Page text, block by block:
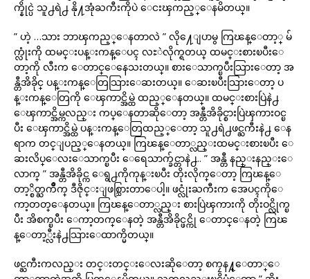
က္နိုင္ပဲ သူ႕ရဲ႕ နို႔အုံႀကီးကိုပဲ ေငးၾကည့္ေနမိတယ္။
” ဟဲ့ …သား ဘာၾကည့္ေနတာလဲ ” လို႔ေျပာမွ ကြၽန္ေတာ့္ မ်
က္လုံးကို ထမင္းပန္းကန္ေပၚ လႊဲလိုက္ရတယ္ ထမင္းစားၿပီးေ
တာ့ကို လီးက ေတာင္ေနေသးတယ္။ စားေသာက္ၿပီးသြားေတာ့ အ
န္တီအိခိုင္ ပန္းကန္ေတြသြားေဆးတယ္။ ေဆးၿပီးသြားေတာ့ ပ
န္းကန္ေတြကို ေၾကာင္အိမ္ထဲ ထည့္ေနတယ္။ ထမင္းစားပြဲနဲ႕
ေၾကာင္အိမ္ကလည္း ကပ္ေနတာဆိုေတာ့ အန္တီအိခိုင္စားပြဲၾကားဝင္ၿ
ပီး ေၾကာင္အိမ္ထဲ ပန္းကန္ေတြထည့္ေတာ့ သူ႕ရဲ႕ဖင္ႀကီးနဲ႕ ေန
ရာက တင္ျပည့္ေနတယ္။ ကြၽန္ေတာ္လည္းထမင္းစားၿပီး ေ
ဆးလိပ္ေလးေသာက္ၿပီး ေရေသာက္ခ်င္တာနဲ႕.. ” အန္တီ နည္းနည္းေ
လာက္ ” အန္တီအိခိုင္က ေရွ႕ကိုကုန္းၿပီး တိုးလိုက္ေတာ့ ကြၽန္ေ
တာ့္စိတ္ႀကိဳက္ ဒီဇိုင္းျဖစ္သြားတာေပါ့။ ဖင္လုံးႀကီးက အေပၚကိုေ
ကာ့တတ္ေနတယ္။ ကြၽန္ေတာ္လည္း စားပြဲၾကားကို တိုးဝင္လိုက္ၿ
ပီး အိစက္ၿပီး ေကာ့တက္ေနတဲ့ အန္တီအိခိုင္ဖင္ကို ေတာင္ေနတဲ့ ကြၽ
န္ေတာ့္လီးနဲ႕သြားေထာက္မိတယ္။
ဖင္ႀကီးကလည္း တင္းတင္းေလးဆိုေတာ့ စကၠန႔္ေတာ္ေ